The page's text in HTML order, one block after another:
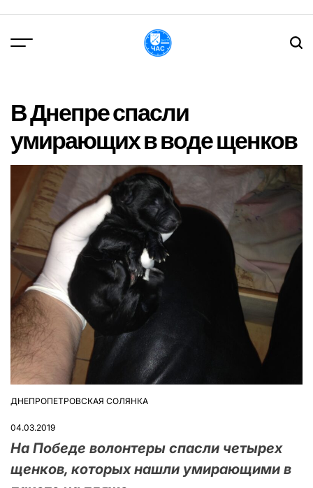
вмісту
В Днепре спасли
умирающих в воде щенков
ОПУБЛІКУВАТИ
ДНЕПРОПЕТРОВСКАЯ СОЛЯНКА
04.03.2019
На Победе волонтеры спасли четырех
щенков, которых нашли умирающими в